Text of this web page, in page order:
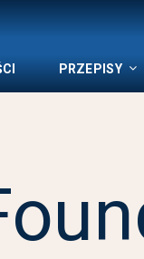
PRZEPISY